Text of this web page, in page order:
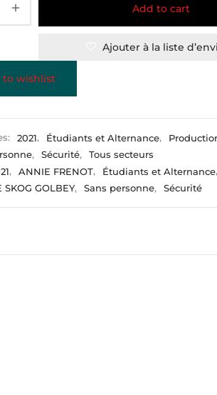
Add to cart
Ajouter à la liste
to wishlist
2021, Étudiants et Alternance,
, Sécurité,
Tous secteurs
, ANNIE FRENOT, Étudiants et Alternance,
SKOG GOLBEY, Sans personne, Sécurité